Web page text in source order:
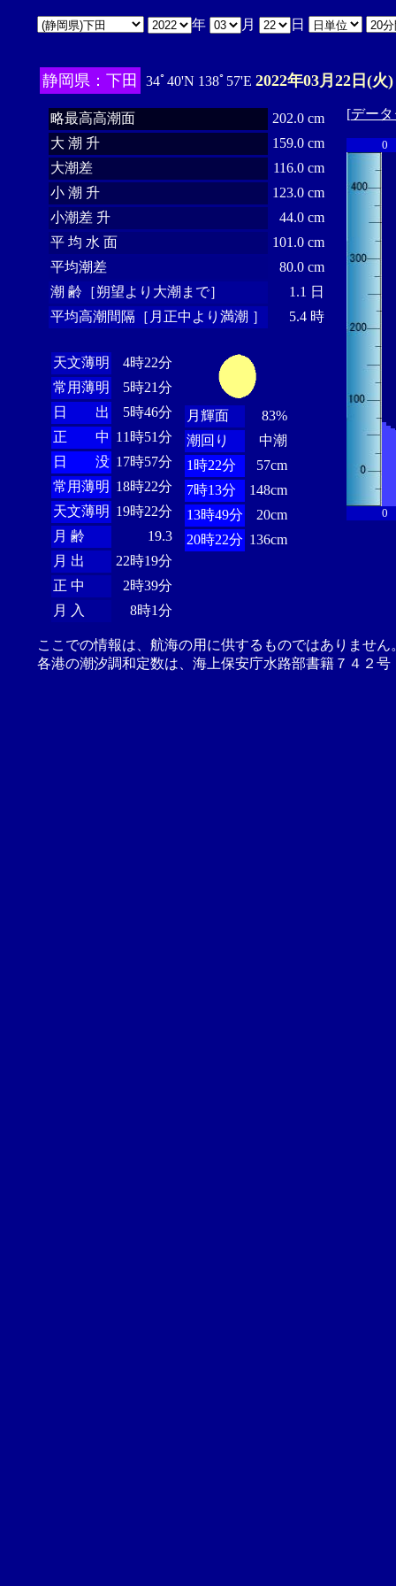
年 月 日
静岡県：下田 34ﾟ40'N 138ﾟ57'E 2022年03月22日(火)
略最高高潮面
202.0 cm
大 潮 升
159.0 cm
大潮差
116.0 cm
小 潮 升
123.0 cm
小潮差 升
44.0 cm
平 均 水 面
101.0 cm
平均潮差
80.0 cm
潮 齢［朔望より大潮まで］
1.1 日
平均高潮間隔［月正中より満潮 ］
5.4 時
天文薄明
4時22分
常用薄明
5時21分
日 出
5時46分
正 中 11時51分
日 没 17時57分
常用薄明 18時22分
天文薄明 19時22分
月 齢
19.3
月 出
22時19分
正 中
2時39分
月 入
8時1分
月輝面
83%
潮回り
中潮
1時22分
57cm
7時13分
148cm
13時49分
20cm
20時22分 136cm
[デー
0
0
ここでの情報は、航海の用に供するものではありませ
各港の潮汐調和定数は、海上保安庁水路部書籍７４２